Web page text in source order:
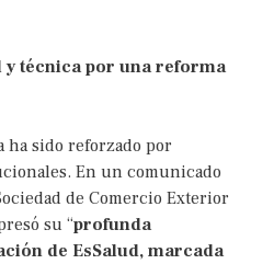
técnica por una reforma
ha sido reforzado por
En un comunicado
de Comercio Exterior
su “profunda
de EsSalud, marcada